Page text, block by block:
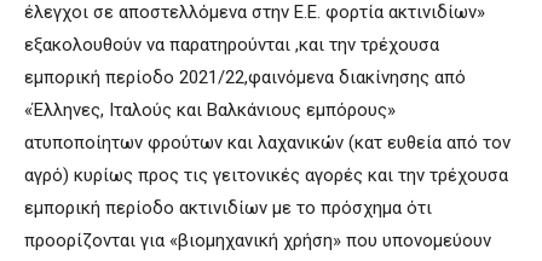
έλεγχοι σε αποστελλόμενα στην Ε.Ε. φορτία ακτινιδίων»
εξακολουθούν να παρατηρούνται ,και την τρέχουσα
εμπορική περίοδο 2021/22,φαινόμενα διακίνησης από
«Έλληνες, Ιταλούς και Βαλκάνιους εμπόρους»
ατυποποίητων φρούτων και λαχανικών (κατ ευθεία από τον
αγρό) κυρίως προς τις γειτονικές αγορές και την τρέχουσα
εμπορική περίοδο ακτινιδίων με το πρόσχημα ότι
προορίζονται για «βιομηχανική χρήση» που υπονομεύουν